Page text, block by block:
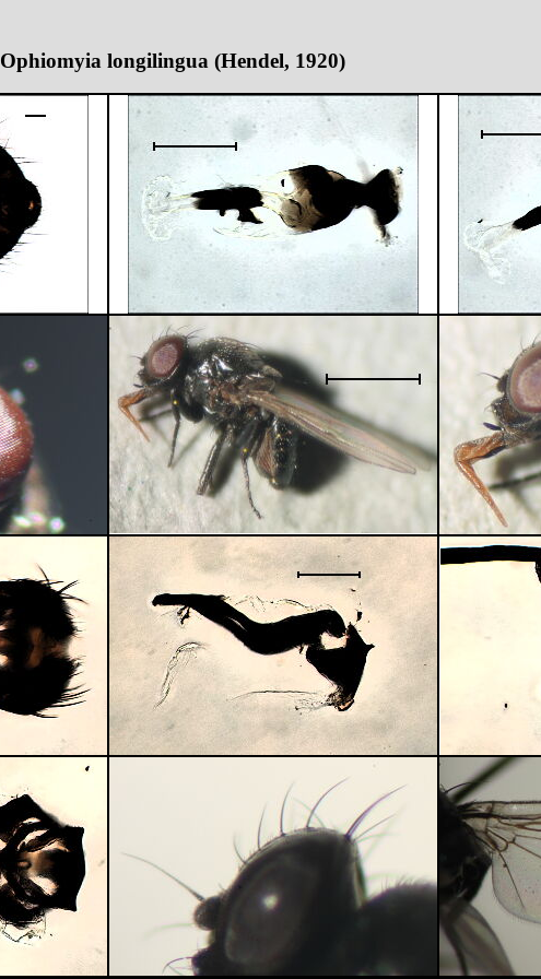
Ophiomyia longilingua (Hendel, 1920)